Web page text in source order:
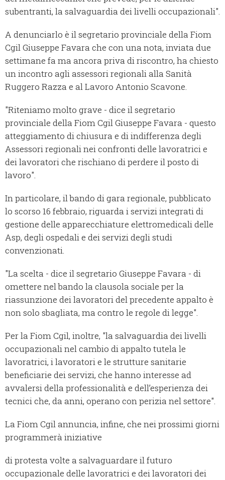
subentranti, la salvaguardia dei livelli occupazionali".
A denunciarlo è il segretario provinciale della Fiom
Cgil Giuseppe Favara che con una nota, inviata due
settimane fa ma ancora priva di riscontro, ha chiesto
un incontro agli assessori regionali alla Sanità
Ruggero Razza e al Lavoro Antonio Scavone.
"Riteniamo molto grave - dice il segretario
provinciale della Fiom Cgil Giuseppe Favara - questo
atteggiamento di chiusura e di indifferenza degli
Assessori regionali nei confronti delle lavoratrici e
dei lavoratori che rischiano di perdere il posto di
lavoro".
In particolare, il bando di gara regionale, pubblicato
lo scorso 16 febbraio, riguarda i servizi integrati di
gestione delle apparecchiature elettromedicali delle
Asp, degli ospedali e dei servizi degli studi
convenzionati.
"La scelta - dice il segretario Giuseppe Favara - di
omettere nel bando la clausola sociale per la
riassunzione dei lavoratori del precedente appalto è
non solo sbagliata, ma contro le regole di legge".
Per la Fiom Cgil, inoltre, "la salvaguardia dei livelli
occupazionali nel cambio di appalto tutela le
lavoratrici, i lavoratori e le strutture sanitarie
beneficiarie dei servizi, che hanno interesse ad
avvalersi della professionalità e dell’esperienza dei
tecnici che, da anni, operano con perizia nel settore".
La Fiom Cgil annuncia, infine, che nei prossimi giorni
programmerà iniziative
di protesta volte a salvaguardare il futuro
occupazionale delle lavoratrici e dei lavoratori dei